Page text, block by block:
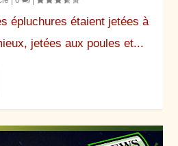
épluchures étaient jetées à
jetées aux poules et...